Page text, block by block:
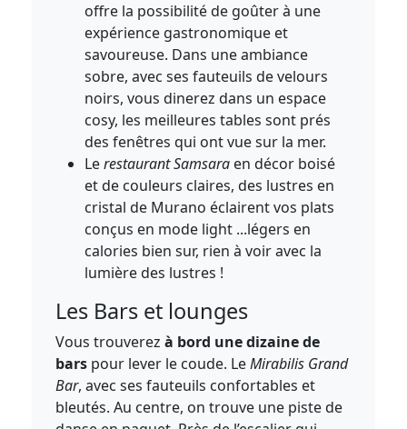
offre la possibilité de goûter à une
expérience gastronomique et
savoureuse. Dans une ambiance
sobre, avec ses fauteuils de velours
noirs, vous dinerez dans un espace
cosy, les meilleures tables sont prés
des fenêtres qui ont vue sur la mer.
Lerestaurant Samsara en décor boisé
et de couleurs claires, des lustres en
cristal de Murano éclairent vos plats
conçus en mode light ...légers en
calories bien sur, rien à voir avec la
lumière des lustres !
Les Bars et lounges
Vous trouverezà bord une dizaine de
bars pour lever le coude. LeMirabilis Grand
Bar, avec ses fauteuils confortables et
bleutés. Au centre, on trouve une piste de